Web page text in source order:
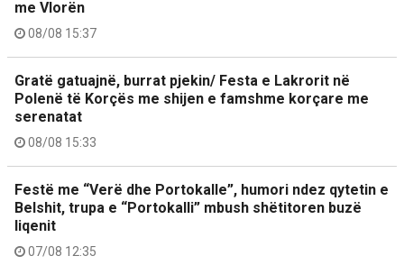
me Vlorën
08/08 15:37
Gratë gatuajnë, burrat pjekin/ Festa e Lakrorit në
Polenë të Korçës me shijen e famshme korçare me
serenatat
08/08 15:33
Festë me “Verë dhe Portokalle”, humori ndez qytetin e
Belshit, trupa e “Portokalli” mbush shëtitoren buzë
liqenit
07/08 12:35